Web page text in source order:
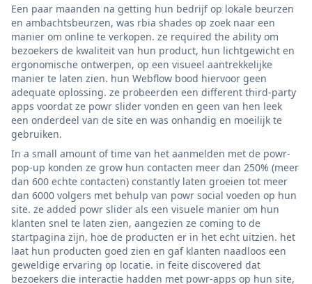
Een paar maanden na getting hun bedrijf op lokale beurzen
en ambachtsbeurzen, was rbia shades op zoek naar een
manier om online te verkopen. ze required the ability om
bezoekers de kwaliteit van hun product, hun lichtgewicht en
ergonomische ontwerpen, op een visueel aantrekkelijke
manier te laten zien. hun Webflow bood hiervoor geen
adequate oplossing. ze probeerden een different third-party
apps voordat ze powr slider vonden en geen van hen leek
een onderdeel van de site en was onhandig en moeilijk te
gebruiken.
In a small amount of time van het aanmelden met de powr-
pop-up konden ze grow hun contacten meer dan 250% (meer
dan 600 echte contacten) constantly laten groeien tot meer
dan 6000 volgers met behulp van powr social voeden op hun
site. ze added powr slider als een visuele manier om hun
klanten snel te laten zien, aangezien ze coming to de
startpagina zijn, hoe de producten er in het echt uitzien. het
laat hun producten goed zien en gaf klanten naadloos een
geweldige ervaring op locatie. in feite discovered dat
bezoekers die interactie hadden met powr-apps op hun site,